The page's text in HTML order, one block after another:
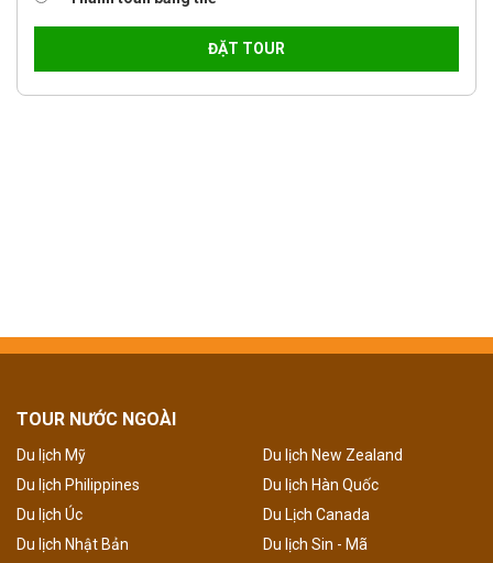
ĐẶT TOUR
TOUR NƯỚC NGOÀI
Du lịch Mỹ
Du lịch New Zealand
Du lịch Philippines
Du lịch Hàn Quốc
Du lịch Úc
Du Lịch Canada
Du lịch Nhật Bản
Du lịch Sin - Mã